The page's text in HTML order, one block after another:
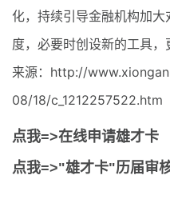
化，持续引导金融机构加
度，必要时创设新的工具，
来源：http://
08/18/c_1212257522.htm
点我=>在线申请雄才卡
点我=>"雄才卡"历届审